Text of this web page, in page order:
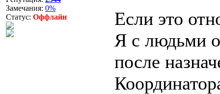
Замечания: 0%
Статус: Оффлайн
Если это
Я с людьми
после